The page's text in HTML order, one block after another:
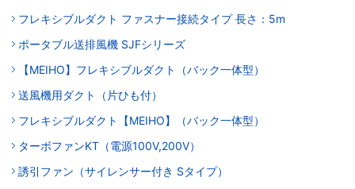
フレキシブルダクト ファスナー接続タイプ 長さ：5m
ポータブル送排風機 SJFシリーズ
【MEIHO】フレキシブルダクト（バック一体型）
送風機用ダクト（片ひも付）
フレキシブルダクト【MEIHO】（バック一体型）
ターボファンKT（電源100V,200V）
誘引ファン（サイレンサー付き Sタイプ）